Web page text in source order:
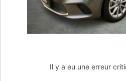
Il y a eu une erreur